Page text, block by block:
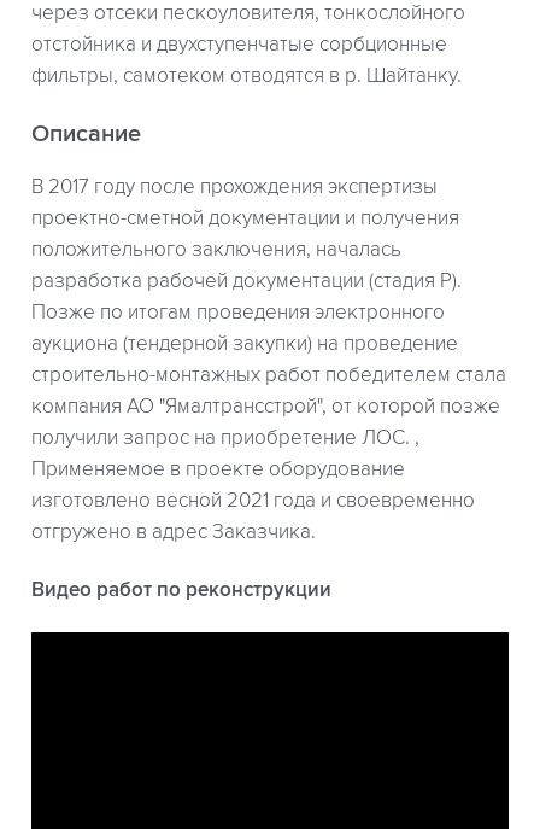
через отсеки пескоуловителя, тонкослойного
отстойника и двухступенчатые сорбционные
фильтры, самотеком отводятся в р. Шайтанку.
Описание
В 2017 году после прохождения экспертизы
проектно-сметной документации и получения
положительного заключения, началась
разработка рабочей документации (стадия Р).
Позже по итогам проведения электронного
аукциона (тендерной закупки) на проведение
строительно-монтажных работ победителем стала
компания АО "Ямалтрансстрой", от которой позже
получили запрос на приобретение ЛОС. ,
Применяемое в проекте оборудование
изготовлено весной 2021 года и своевременно
отгружено в адрес Заказчика.
Видео работ по реконструкции